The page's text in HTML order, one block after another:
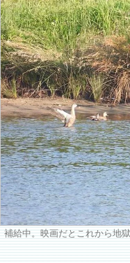
補給中。映画だとこれから地